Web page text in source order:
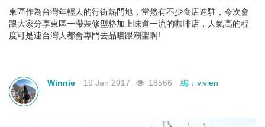
東區作為台灣年輕人的行街熱門地，當然有不少食店進駐，今次會
跟大家分享東區一帶裝修型格加上味道一流的咖啡店，人氣高的程
度可是連台灣人都會專門去品嚐跟潮聖啊!
Winnie 19 Jan 2017 18566 編：vivien